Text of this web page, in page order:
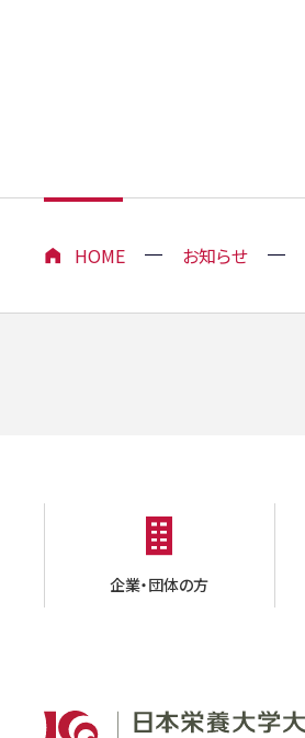
HOME お知らせ
企業・団体の方